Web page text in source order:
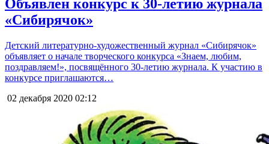
Объявлен конкурс к 30-летию журнала
«Сибирячок»
Детский литературно-художественный журнал «Сибирячок»
объявляет о начале творческого конкурса «Знаем, любим,
поздравляем!», посвящённого 30-летию журнала. К участию в
конкурсе приглашаются…
02 декабря 2020 02:12